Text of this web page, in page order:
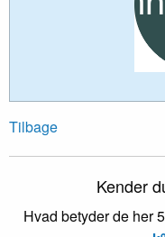
Tilbage
Kender
Hvad betyder de her